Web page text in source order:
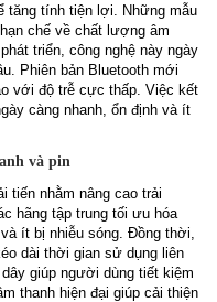
tăng tính tiện lợi. Những mẫu
chế về chất lượng âm
triển, công nghệ này ngày
Phiên bản Bluetooth mới
với độ trễ cực thấp. Việc kết
càng nhanh, ổn định và ít
và pin
tiến nhằm nâng cao trải
hãng tập trung tối ưu hóa
ít bị nhiễu sóng. Đồng thời,
dài thời gian sử dụng liên
giúp người dùng tiết kiệm
thanh hiện đại giúp cải thiện